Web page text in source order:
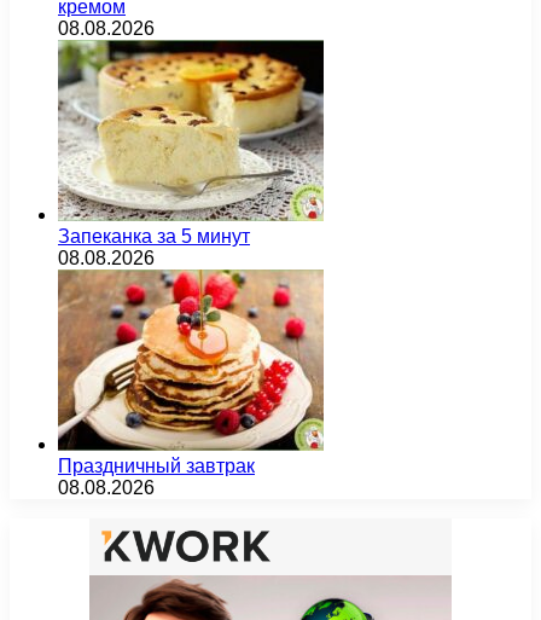
кремом
08.08.2026
Запеканка за 5 минут
08.08.2026
Праздничный завтрак
08.08.2026